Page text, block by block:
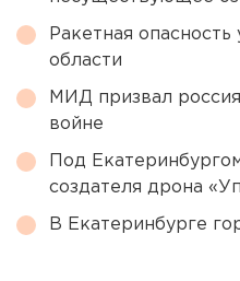
Ракетная
области
МИД призвал
войне
Под
создателя дрона
В Екатеринбурге